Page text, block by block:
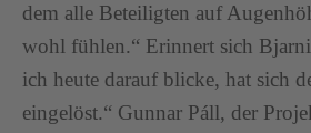
dem alle Beteiligten auf
wohl fühlen.“ Erinnert sich
ich heute darauf blicke, hat sich
eingelöst.“ Gunnar Páll, der